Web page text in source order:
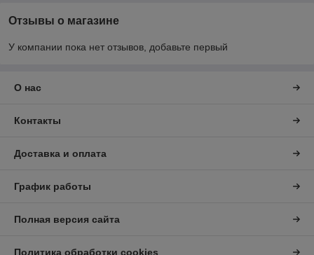
Отзывы о магазине
У компании пока нет отзывов, добавьте первый
О нас
Контакты
Доставка и оплата
График работы
Полная версия сайта
Политика обработки cookies